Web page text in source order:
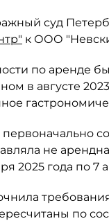
суд
к ООО
по аренде
в августе
не
2025 года по 7
по